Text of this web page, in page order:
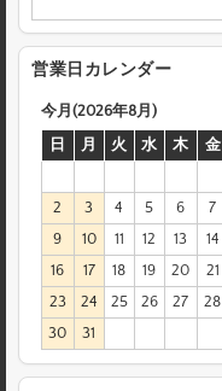
営業日カレンダー
今月(2026年8月)
日
月 火 水 木 金
2
3 4 5 6 7
9
10 11 12 13 14
16
17 18 19 20 21
23
24 25 26 27 28
30
31